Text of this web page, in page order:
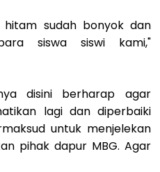
hitam sudah bonyok dan
siswa siswi kami,"
disini berharap agar
lagi dan diperbaiki
untuk menjelekan
pihak dapur MBG. Agar